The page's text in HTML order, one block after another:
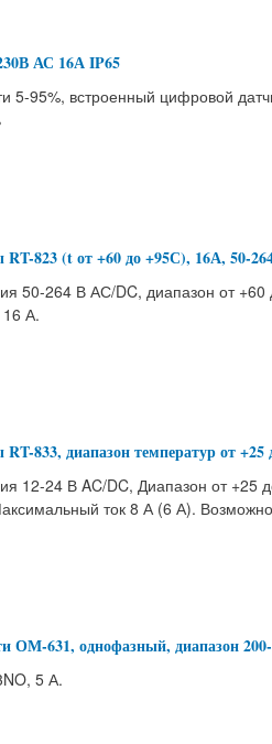
АС 16А IP65
5-95%, встроенный цифровой
RT-823 (t от +60 до +95С), 16А, 50-
50-264 В АС/DC, диапазон от +60
А.
833, диапазон температур от
12-24 В AC/DC, Диапазон от +25
ток 8 А (6 А).
ОМ-631, однофазный, диапазон
5 А.